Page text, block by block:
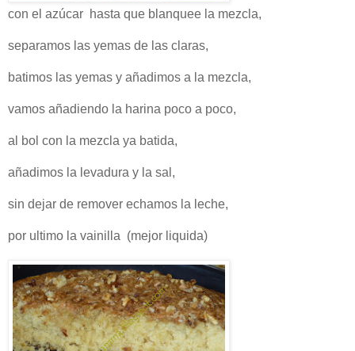
con el azúcar hasta que blanquee la mezcla,
separamos las yemas de las claras,
batimos las yemas y añadimos a la mezcla,
vamos añadiendo la harina poco a poco,
al bol con la mezcla ya batida,
añadimos la levadura y la sal,
sin dejar de remover echamos la leche,
por ultimo la vainilla (mejor liquida)